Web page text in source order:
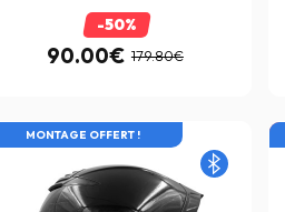
-50%
90.00€ 179.80€
LES PRIX EN ROUE LIBRE
MONTAGE OFFERT !